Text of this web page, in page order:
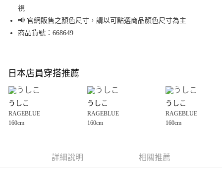
街口支付
悠遊付
全盈+PAY
大哥付你分期
【大哥付你分期使用說明】
1.本服務由台灣大哥大提供，台灣大哥大用戶可立即使用無須另外申請。
2.付款方式選擇「大哥付你分期」，訂單成立後會自動跳轉到大哥付的交易
3.實際核准額度、可分期數及費用金額請依後續交易確認頁面所載為準。
4.訂單成立30分鐘內，如未前往確認交易或遇審核未通過，訂單將自動取
AFTEE先享後付
視
📢 官網販售之顏色尺寸，請以可點選商品顏色尺寸為主
商品貨號：668649
日本店員穿搭推薦
うしこ
RAGEBLUE
160cm
うしこ
RAGEBLUE
160cm
うしこ
RAGEBLUE
160cm
詳細說明 相關推薦